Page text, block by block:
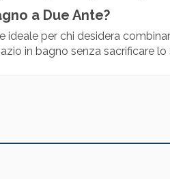
a Due Ante?
per chi desidera
in bagno senza sacrificare lo